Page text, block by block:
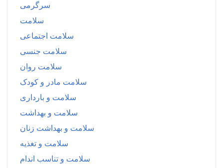
سرگرمی
سلامت
سلامت اجتماعی
سلامت جنسی
سلامت روان
سلامت مادر و کودک
سلامت و بارداری
سلامت و بهداشت
سلامت و بهداشت زنان
سلامت و تغذیه
سلامت و تناسب اندام